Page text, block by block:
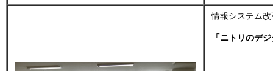
情報システム
「ニトリのデ